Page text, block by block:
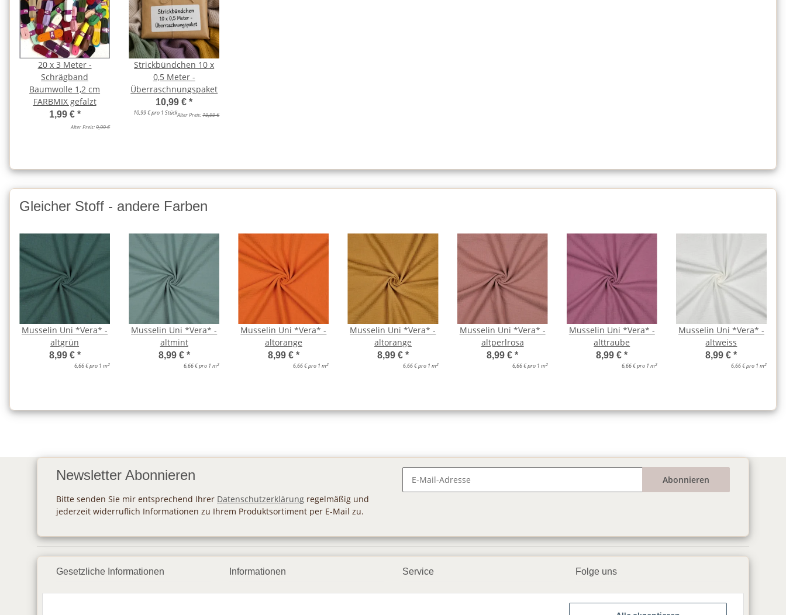
20 x 3 Meter -
Schrägband
Baumwolle 1,2 cm
FARBMIX gefalzt
1,99 € *
Alter Preis:9,99 €
Strickbündchen 10 x
0,5 Meter -
Überraschnungspaket
10,99 €*
10,99 € pro 1 StückAlter Preis:19,99 €
Gleicher Stoff - andere Farben
Musselin Uni *Vera* -
altgrün
8,99 € *
6,66 € pro 1 m2
Musselin Uni *Vera* -
altmint
8,99 € *
6,66 € pro 1 m2
Musselin Uni *Vera* -
altorange
8,99 € *
6,66 € pro 1 m2
Musselin Uni *Vera* -
altorange
8,99 € *
6,66 € pro 1 m2
Musselin Uni *Vera* -
altperlrosa
8,99 €*
6,66 € pro 1 m2
Musselin Uni *Vera* -
alttraube
8,99 €*
6,66 € pro 1 m2
Musselin Uni *Vera* -
altweiss
8,99 €*
6,66 € pro 1 m2
Newsletter Abonnieren
Bitte senden Sie mir entsprechend Ihrer Datenschutzerklärung regelmäßig und
jederzeit widerruflich Informationen zu Ihrem Produktsortiment per E-Mail zu.
Abonnieren
Gesetzliche Informationen Informationen Service Folge uns
▶️ YouTube